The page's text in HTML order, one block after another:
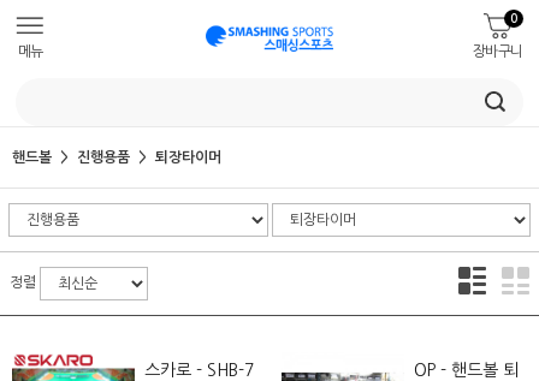
메뉴 장바구니
0
핸드볼 진행용품 퇴장타이머
정렬
스카로 - SHB-7
OP - 핸드볼 퇴